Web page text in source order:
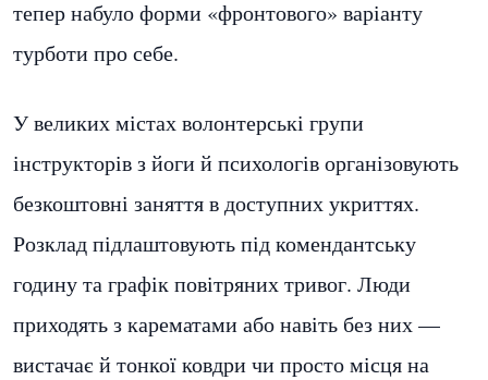
тепер набуло форми «фронтового» варіанту
турботи про себе.
У великих містах волонтерські групи
інструкторів з йоги й психологів організовують
безкоштовні заняття в доступних укриттях.
Розклад підлаштовують під комендантську
годину та графік повітряних тривог. Люди
приходять з карематами або навіть без них —
вистачає й тонкої ковдри чи просто місця на